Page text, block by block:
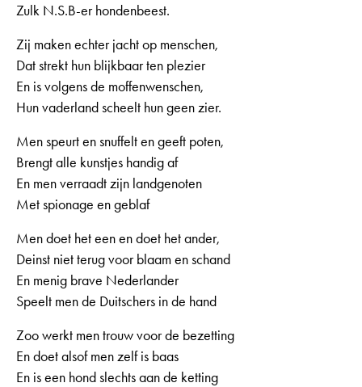
Zulk N.S.B-er hondenbeest.
Zij maken echter jacht op menschen,
Dat strekt hun blijkbaar ten plezier
En is volgens de moffenwenschen,
Hun vaderland scheelt hun geen zier.
Men speurt en snuffelt en geeft poten,
Brengt alle kunstjes handig af
En men verraadt zijn landgenoten
Met spionage en geblaf
Men doet het een en doet het ander,
Deinst niet terug voor blaam en schand
En menig brave Nederlander
Speelt men de Duitschers in de hand
Zoo werkt men trouw voor de bezetting
En doet alsof men zelf is baas
En is een hond slechts aan de ketting